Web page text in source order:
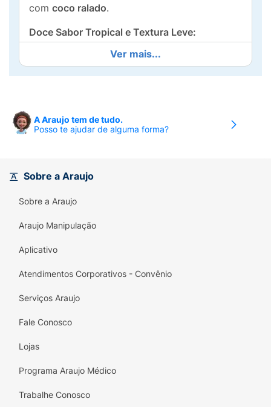
com coco ralado.
Doce Sabor Tropical e Textura Leve:
Sabor Beijinho Autêntico:O recheio
Textura Crocante: O palito de
wafer super
ococo ralado
e visualmente atraente.
Porção Ideal:
perfeita para o seu lanche da tarde ou para
maneira mais prática e deliciosa de se deliciar
a qualquer hora do dia!
Ingredientes :
Açúcar, gordura vegetal, farinha de trigo
Ver mais...
A Araujo tem de tudo.
Posso te ajudar de alguma forma?
Sobre a Araujo
Sobre a Araujo
Araujo Manipulação
Aplicativo
Atendimentos Corporativos - Convênio
Serviços Araujo
Fale Conosco
Lojas
Programa Araujo Médico
Trabalhe Conosco